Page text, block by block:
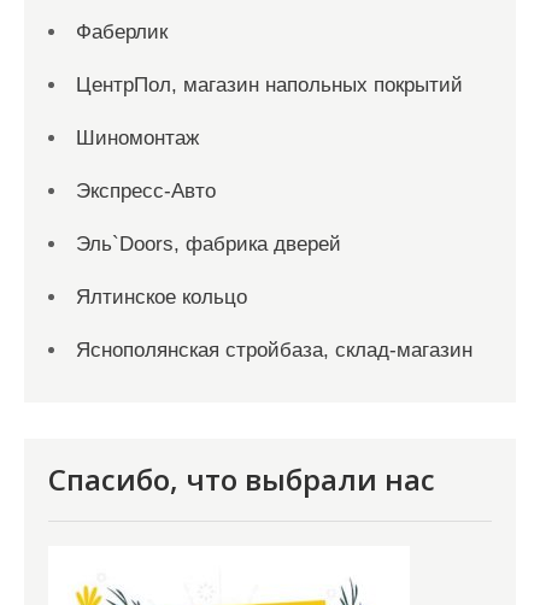
Фаберлик
ЦентрПол, магазин напольных покрытий
Шиномонтаж
Экспресс-Авто
Эль`Doors, фабрика дверей
Ялтинское кольцо
Яснополянская стройбаза, склад-магазин
Спасибо, что выбрали нас